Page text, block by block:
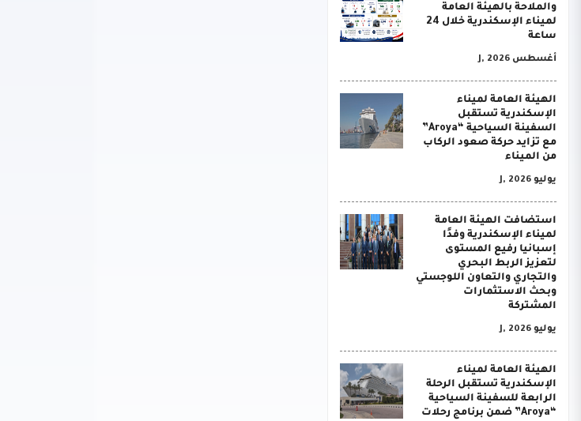
والملاحة بالهيئة العامة
لميناء الإسكندرية خلال 24
ساعة
أغسطس J, 2026
الهيئة العامة لميناء
الإسكندرية تستقبل
السفينة السياحية “Aroya”
مع تزايد حركة صعود الركاب
من الميناء
يوليو J, 2026
استضافت الهيئة العامة
لميناء الإسكندرية وفدًا
إسبانيا رفيع المستوى
لتعزيز الربط البحري
والتجاري والتعاون اللوجستي
وبحث الاستثمارات
المشتركة
يوليو J, 2026
الهيئة العامة لميناء
الإسكندرية تستقبل الرحلة
الرابعة للسفينة السياحية
“Aroya” ضمن برنامج رحلات